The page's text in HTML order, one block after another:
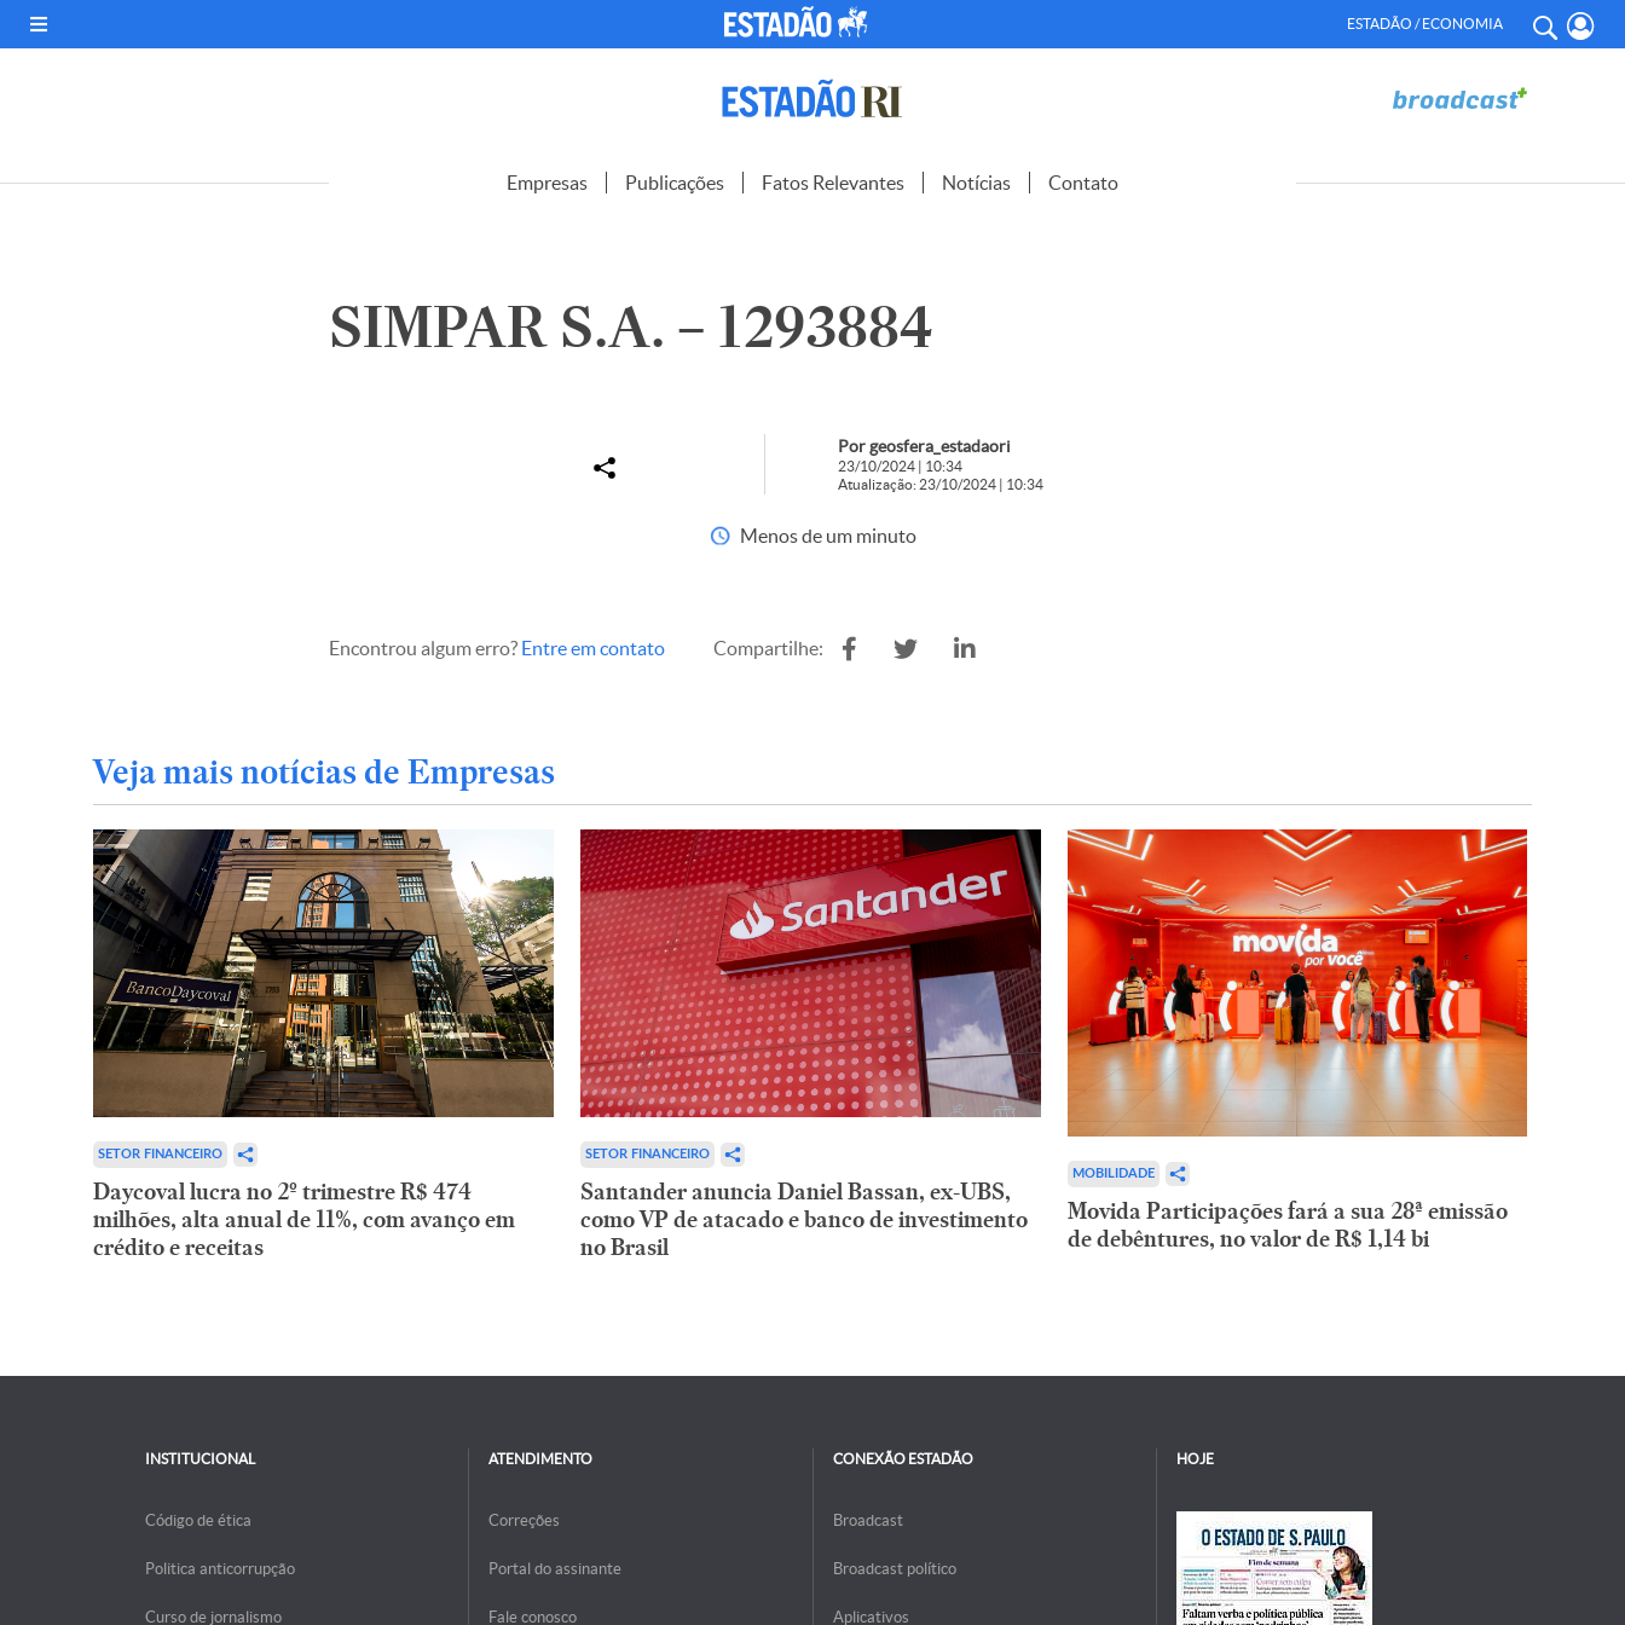
ESTADÃO / ECONOMIA
Empresas Publicações Fatos Relevantes Notícias Contato
SIMPAR S.A. – 1293884
Por geosfera_estadaori
23/10/2024 | 10:34
Atualização: 23/10/2024 | 10:34
Menos de um minuto
Encontrou algum erro? Entre em contato Compartilhe:
Veja mais notícias de Empresas
SETOR FINANCEIRO
Daycoval lucra no 2º trimestre R$ 474
milhões, alta anual de 11%, com avanço em
crédito e receitas
SETOR FINANCEIRO
Santander anuncia Daniel Bassan, ex-UBS,
como VP de atacado e banco de investimento
no Brasil
MOBILIDADE
Movida Participações fará a sua 28ª emissão
de debêntures, no valor de R$ 1,14 bi
INSTITUCIONAL
Código de ética
Politica anticorrupção
Curso de jornalismo
ATENDIMENTO
Correções
Portal do assinante
Fale conosco
CONEXÃO ESTADÃO
Broadcast
Broadcast político
Aplicativos
HOJE